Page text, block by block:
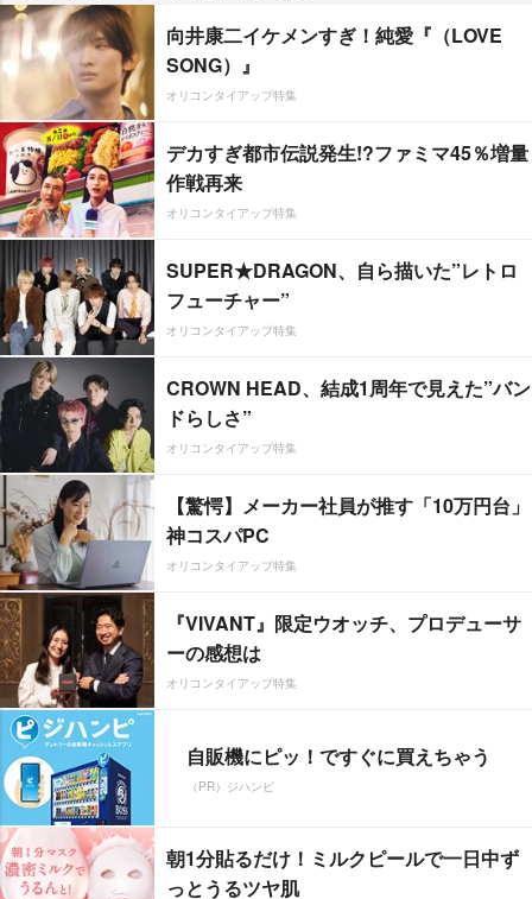
向井康二イケメンすぎ！純愛『（LOVE
SONG）』
オリコンタイアップ特集
デカすぎ都市伝説発生!?ファミマ45％増量
作戦再来
オリコンタイアップ特集
SUPER★DRAGON、自ら描いた”レトロ
フューチャー”
オリコンタイアップ特集
CROWN HEAD、結成1周年で見えた”バン
ドらしさ”
オリコンタイアップ特集
【驚愕】メーカー社員が推す「10万円台」
神コスパPC
オリコンタイアップ特集
『VIVANT』限定ウオッチ、プロデューサ
ーの感想は
オリコンタイアップ特集
自販機にピッ！ですぐに買えちゃう
（PR）ジハンピ
朝1分貼るだけ！ミルクピールで一日中ず
っとうるツヤ肌